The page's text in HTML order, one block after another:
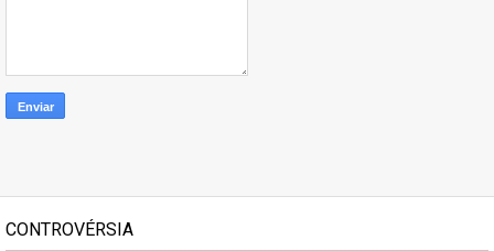
CONTROVÉRSIA